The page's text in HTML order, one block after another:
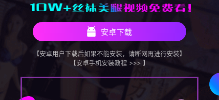
安卓下载
【安卓用户下载后如果不能安装，请断网再进行安装】
【安卓手机安装教程 >>> 】